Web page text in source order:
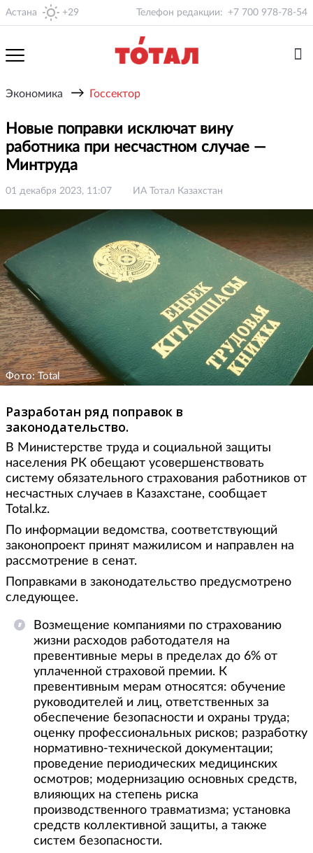
Астана +29 Телефон редакции: +7 700 978-78-54
Экономика → Госсектор
Новые поправки исключат вину
работника при несчастном случае —
Минтруда
01 декабря 2023, 11:07 ИА Тотал Казахстан
Фото: Total
Разработан ряд поправок в
законодательство.
В Министерстве труда и социальной защиты
населения РК обещают усовершенствовать
систему обязательного страхования работников от
несчастных случаев в Казахстане, сообщает
Total.kz.
По информации ведомства, соответствующий
законопроект принят мажилисом и направлен на
рассмотрение в сенат.
Поправками в законодательство предусмотрено
следующее.
Возмещение компаниями по страхованию
жизни расходов работодателя на
превентивные меры в пределах до 6% от
уплаченной страховой премии. К
превентивным мерам относятся: обучение
руководителей и лиц, ответственных за
обеспечение безопасности и охраны труда;
оценку профессиональных рисков; разработку
нормативно-технической документации;
проведение периодических медицинских
осмотров; модернизацию основных средств,
влияющих на степень риска
производственного травматизма; установка
средств коллективной защиты, а также
систем безопасности.